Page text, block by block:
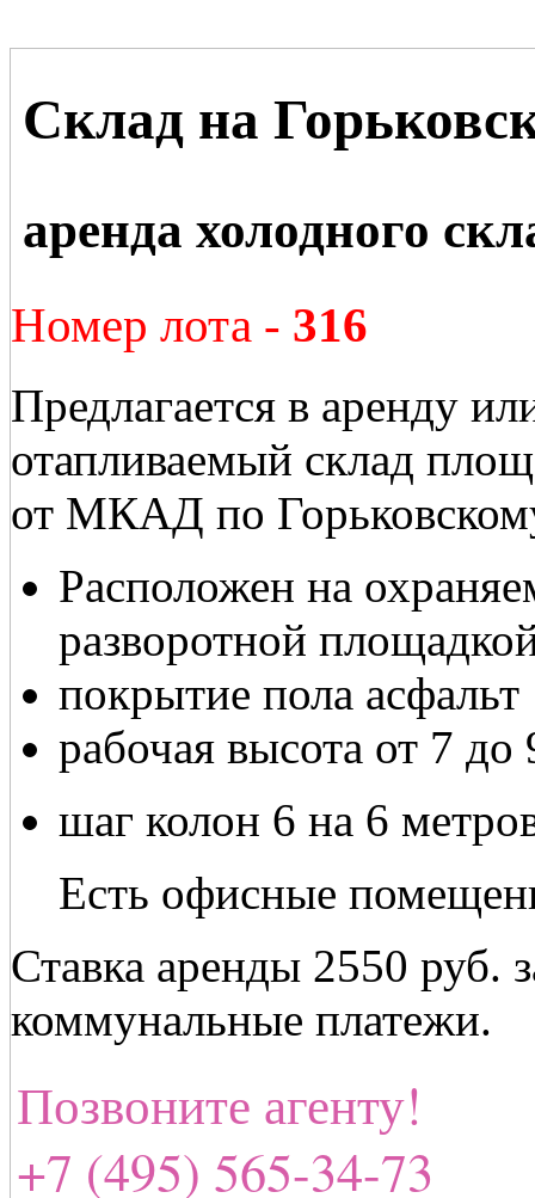
Склад на
аренда холодного
Номер лота - 316
Предлагается в аренду
отапливаемый склад
от МКАД по
Расположен на
разворотной
покрытие пола асфальт
рабочая высота от 7 до
шаг колон 6 на 6
Есть офисные
Ставка аренды 2550 руб.
коммунальные платежи.
Позвоните агенту!
+7 (495) 565-34-73